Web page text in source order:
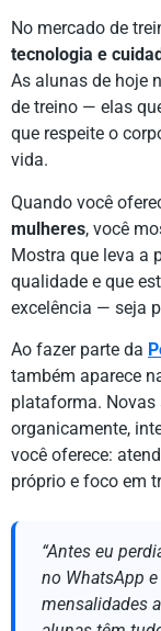
No mercado de
tecnologia e
As alunas de hoje
de treino — elas
que respeite o
vida.
Quando você
mulheres, você
Mostra que leva a
qualidade e que
excelência — seja
Ao fazer parte da
também aparece
plataforma. Novas
organicamente,
você oferece:
próprio e foco em
“Antes eu
no WhatsApp
mensalidades